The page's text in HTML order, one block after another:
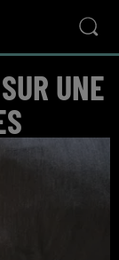
UNE